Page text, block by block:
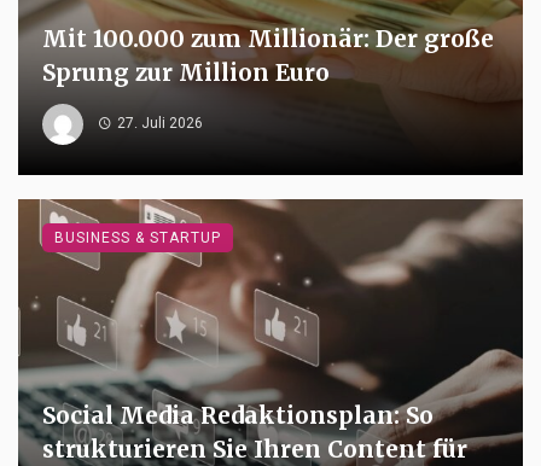
Mit 100.000 zum Millionär: Der große
Sprung zur Million Euro
27. Juli 2026
Social Media Redaktionsplan: So
strukturieren Sie Ihren Content für
BUSINESS & STARTUP